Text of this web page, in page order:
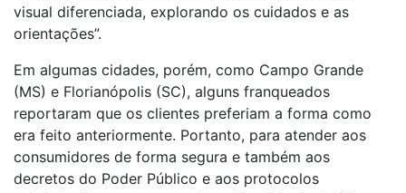
visual diferenciada, explorando os cuidados e as
orientações”.
Em algumas cidades, porém, como Campo Grande
(MS) e Florianópolis (SC), alguns franqueados
reportaram que os clientes preferiam a forma como
era feito anteriormente. Portanto, para atender aos
consumidores de forma segura e também aos
decretos do Poder Público e aos protocolos